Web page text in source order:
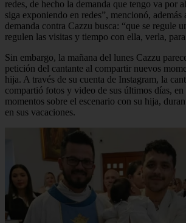
redes, de hecho la demanda que tengo va por
siga exponiendo en redes”, mencionó, además
demanda contra Cazzu busca: “que se regule
regulen las visitas y tiempo con ella, verla,
Sin embargo, la mañana del lunes Cazzu
petición del cantante al compartir nuevos
hija. A través de su cuenta de Instagram, la
compartió fotos y video de sus últimos días,
momentos sobre el escenario con su hija,
en sus vacaciones.